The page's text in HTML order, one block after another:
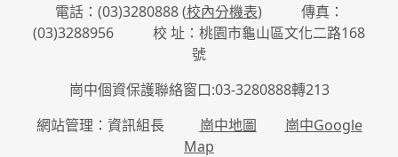
電話：(03)3280888 (校內分機表) 傳真：
(03)3288956 校 址：桃園市龜山區文化二路168
號
崗中個資保護聯絡窗口:03-3280888轉213
網站管理：資訊組長 崗中地圖
崗中Google
Map